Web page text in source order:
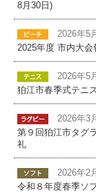
8月30日)
2026年5
2025年度 市内大会
2026年5
狛江市春季式テニ
2026年3
第９回狛江市タグ
礼
2026年2
令和８年度春季ソ